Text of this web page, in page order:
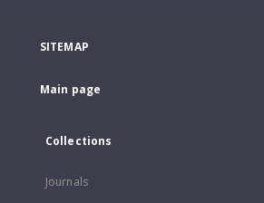
SITEMAP
Main page
Collections
Journals